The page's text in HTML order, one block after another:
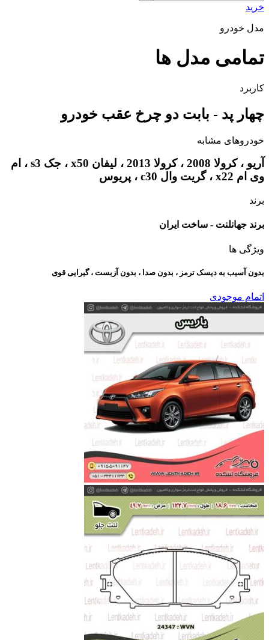
خرید
مدل خودرو
تمامی مدل ها
کاربرد
چهار پد - بابت دو چرخ عقب خودرو
خودروهای مشابه
آریو ، کرولا 2008 ، کرولا 2013 ، لیفان x50 ، جک s3 ، ام
وی ام x22 ، گریت وال c30 ، پریوس
برند
برند جهانلنت - ساخت ایران
ویژگی ها
بدون آسیب به دیسک ترمز ، بدون صدا ، بدون آزبست ، گیرایی قوی​
اتمام موجودی